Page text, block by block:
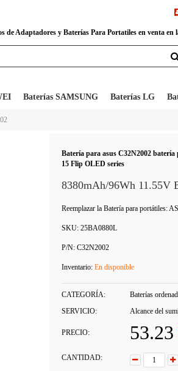
Adaptadores y Baterías Para Portatiles en venta en
Baterías SAMSUNG Baterías LG
Batería para asus C32N2002
15 Flip OLED series
8380mAh/96Wh 11.55V
Reemplazar la Batería para portátiles:
SKU: 25BA0880L
P/N: C32N2002
Inventario: En disponible
CATEGORÍA: Baterías
SERVICIO:
Alcance del
PRECIO: 53.23
CANTIDAD: